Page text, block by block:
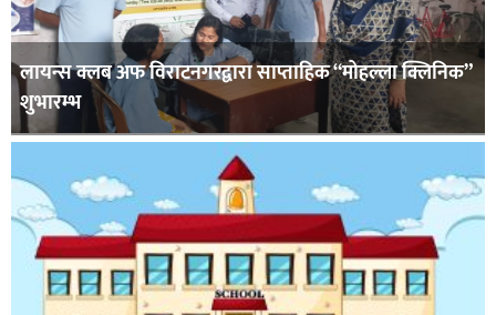
लायन्स क्लब अफ विराटनगरद्वारा साप्ताहिक “मोहल्ला क्लिनिक”
शुभारम्भ